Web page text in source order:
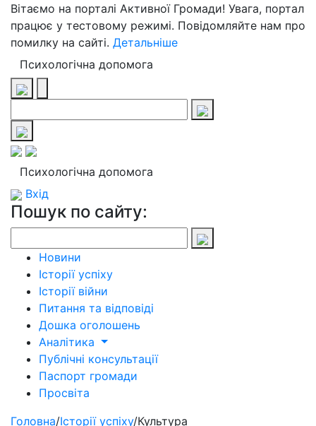
Вітаємо на порталі Активної Громади! Увага, портал
працює у тестовому режимі. Повідомляйте нам про
помилку на сайті. Детальніше
Психологічна допомога
Психологічна допомога
Вхід
Пошук по сайту:
Новини
Історії успіху
Історії війни
Питання та відповіді
Дошка оголошень
Аналітика
Публічні консультації
Паспорт громади
Просвіта
Головна/Історії успіху/Культура